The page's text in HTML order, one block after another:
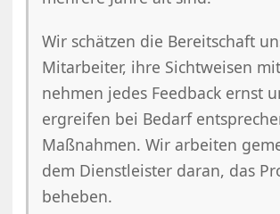
Wir schätzen die Bereitschaft
Mitarbeiter, ihre Sichtweisen
nehmen jedes Feedback ernst
ergreifen bei Bedarf
Maßnahmen. Wir arbeiten
dem Dienstleister daran, das
beheben.